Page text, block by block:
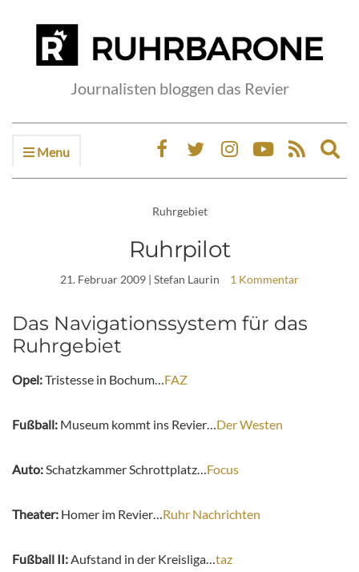
Journalisten bloggen das Revier
Menu
Ruhrgebiet
Ruhrpilot
21. Februar 2009 | Stefan Laurin 1 Kommentar
Das Navigationssystem für das
Ruhrgebiet
Opel:Tristesse in Bochum…FAZ
Fußball: Museum kommt ins Revier…Der Westen
Auto:Schatzkammer Schrottplatz…Focus
Theater: Homer im Revier…Ruhr Nachrichten
Fußball II:Aufstand in der Kreisliga…taz